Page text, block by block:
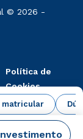
matricular
Ensino
© 2026 -
Política de
Cookies